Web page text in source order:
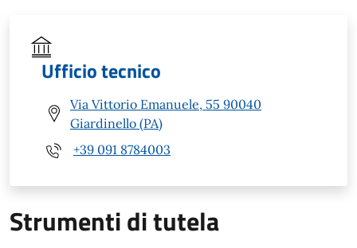
Ufficio tecnico
Via Vittorio Emanuele, 55 90040
Giardinello (PA)
+39 091 8784003
Strumenti di tutela